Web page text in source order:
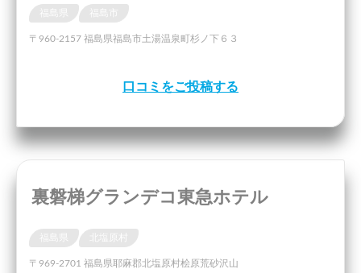
〒960-2157 福島県福島市土湯温泉町杉ノ下６３
口コミをご投稿する
裏磐梯グランデコ東急ホテル
北塩原村
〒969-2701 福島県耶麻郡北塩原村桧原荒砂沢山